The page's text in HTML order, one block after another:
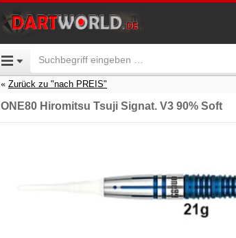
Zurück zu "nach PREIS"
ONE80 Hiromitsu Tsuji Signat. V3 90% Soft